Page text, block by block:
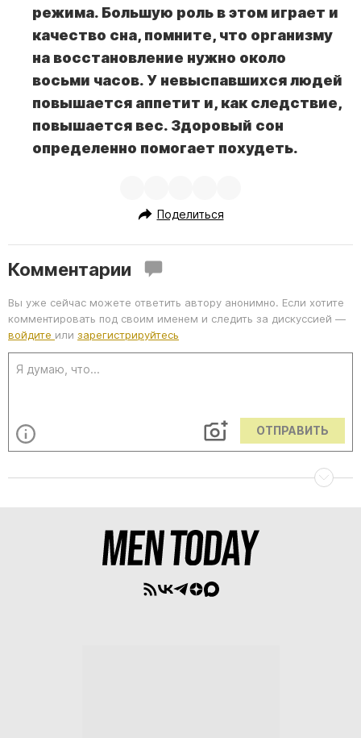
режима. Большую роль в этом играет и
качество сна, помните, что организму
на восстановление нужно около
восьми часов. У невыспавшихся людей
повышается аппетит и, как следствие,
повышается вес. Здоровый сон
определенно помогает похудеть.
Поделиться
Комментарии
Вы уже сейчас можете ответить автору анонимно. Если хотите
комментировать под своим именем и следить за дискуссией —
войдите или зарегистрируйтесь
ОТПРАВИТЬ